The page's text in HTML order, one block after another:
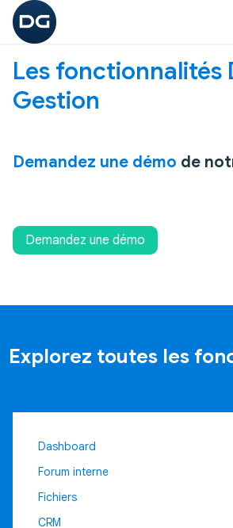
LOGICIELS
LOGICIELS
Logiciel Construction
Logiciel Gestion d'entreprise
Gestion immobilière
Portail immobilier
Facturation
Marketing par SMS
Modules fichiers
Les fonctionnalités
Gestion
Demandez une démo de
Demandez une démo
Explorez toutes les
Dashboard
Forum interne
Fichiers
CRM
Paramètres des cookies